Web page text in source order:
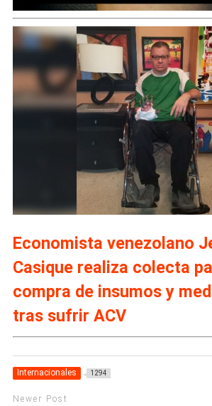
Economista venezolano
Casique realiza colecta
compra de insumos y
tras sufrir ACV
Internacionales 1294
Newer Post